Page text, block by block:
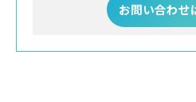
お問い合わせ